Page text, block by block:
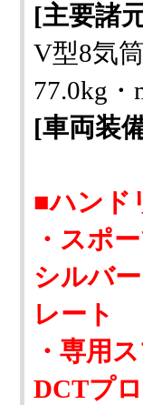
[主要諸
V型8気
77.0kg
[車両装
■ハンド
・スポ
シルバ
レート
・専用
DCTプ